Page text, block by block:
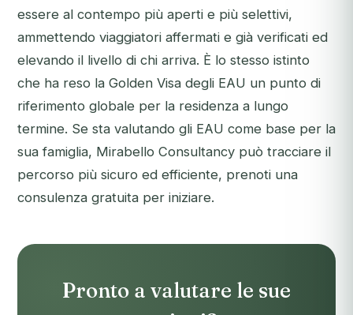
essere al contempo più aperti e più selettivi,
ammettendo viaggiatori affermati e già verificati ed
elevando il livello di chi arriva. È lo stesso istinto
che ha reso la Golden Visa degli EAU un punto di
riferimento globale per la residenza a lungo
termine. Se sta valutando gli EAU come base per la
sua famiglia, Mirabello Consultancy può tracciare il
percorso più sicuro ed efficiente, prenoti una
consulenza gratuita per iniziare.
Pronto a valutare le sue